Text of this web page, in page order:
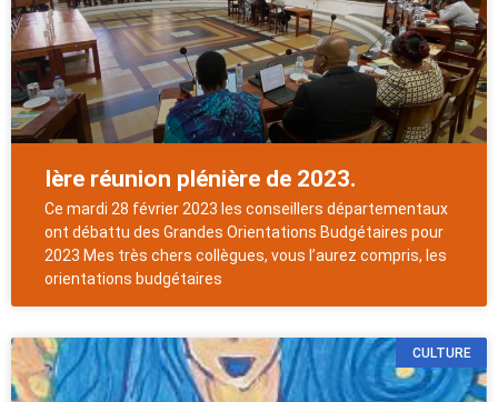
Ière réunion plénière de 2023.
Ce mardi 28 février 2023 les conseillers départementaux
ont débattu des Grandes Orientations Budgétaires pour
2023 Mes très chers collègues, vous l’aurez compris, les
orientations budgétaires
CULTURE